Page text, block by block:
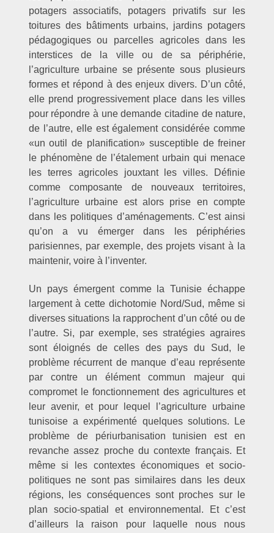
potagers associatifs, potagers privatifs sur les
toitures des bâtiments urbains, jardins potagers
pédagogiques ou parcelles agricoles dans les
interstices de la ville ou de sa périphérie,
l’agriculture urbaine se présente sous plusieurs
formes et répond à des enjeux divers. D’un côté,
elle prend progressivement place dans les villes
pour répondre à une demande citadine de nature,
de l’autre, elle est également considérée comme
«un outil de planification» susceptible de freiner
le phénomène de l’étalement urbain qui menace
les terres agricoles jouxtant les villes. Définie
comme composante de nouveaux territoires,
l’agriculture urbaine est alors prise en compte
dans les politiques d’aménagements. C’est ainsi
qu’on a vu émerger dans les périphéries
parisiennes, par exemple, des projets visant à la
maintenir, voire à l’inventer.
Un pays émergent comme la Tunisie échappe
largement à cette dichotomie Nord/Sud, même si
diverses situations la rapprochent d’un côté ou de
l’autre. Si, par exemple, ses stratégies agraires
sont éloignés de celles des pays du Sud, le
problème récurrent de manque d’eau représente
par contre un élément commun majeur qui
compromet le fonctionnement des agricultures et
leur avenir, et pour lequel l’agriculture urbaine
tunisoise a expérimenté quelques solutions. Le
problème de périurbanisation tunisien est en
revanche assez proche du contexte français. Et
même si les contextes économiques et socio-
politiques ne sont pas similaires dans les deux
régions, les conséquences sont proches sur le
plan socio-spatial et environnemental. Et c’est
d’ailleurs la raison pour laquelle nous nous